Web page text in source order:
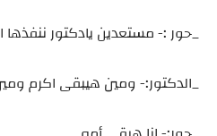
_حور :- مستعدين يادكتور
_الدكتور:- ومين هيبقى اكرم